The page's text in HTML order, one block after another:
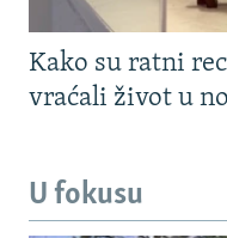
Kako su ratni
vraćali život u
U fokusu